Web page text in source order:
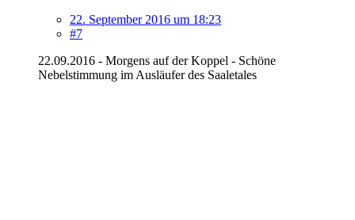
22. September 2016 um 18:23
#7
22.09.2016 - Morgens auf der Koppel - Schöne
Nebelstimmung im Ausläufer des Saaletales